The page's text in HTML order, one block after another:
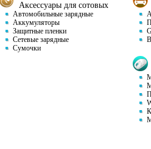
Аксессуары для сотовых
Автомобильные зарядные
Аккумуляторы
Защитные пленки
Сетевые зарядные
Сумочки